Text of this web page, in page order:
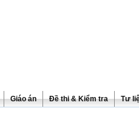
Giáo án Đề thi & Kiểm tra Tư